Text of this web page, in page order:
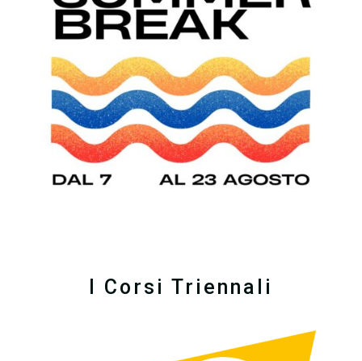
I Corsi Triennali